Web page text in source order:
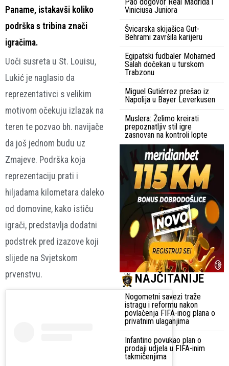
Paname, istakavši koliko
podrška s tribina znači
igračima.
Uoči susreta u St. Louisu,
Lukić je naglasio da
reprezentativci s velikim
motivom očekuju izlazak na
teren te pozvao bh. navijače
da još jednom budu uz
Zmajeve. Podrška koja
reprezentaciju prati i
hiljadama kilometara daleko
od domovine, kako ističu
igrači, predstavlja dodatni
podstrek pred izazove koji
slijede na Svjetskom
prvenstvu.
Viniciusa Juniora
Švicarska skijašica Gut-
Behrami završila karijeru
Egipatski fudbaler Mohamed
Salah dočekan u turskom
Trabzonu
Miguel Gutiérrez prešao iz
Napolija u Bayer Leverkusen
Muslera: Želimo kreirati
prepoznatljiv stil igre
zasnovan na kontroli lopte
NAJČITANIJE
Nogometni savezi traže
istragu i reformu nakon
povlačenja FIFA-inog plana o
privatnim ulaganjima
Infantino povukao plan o
prodaji udjela u FIFA-inim
takmičenjima